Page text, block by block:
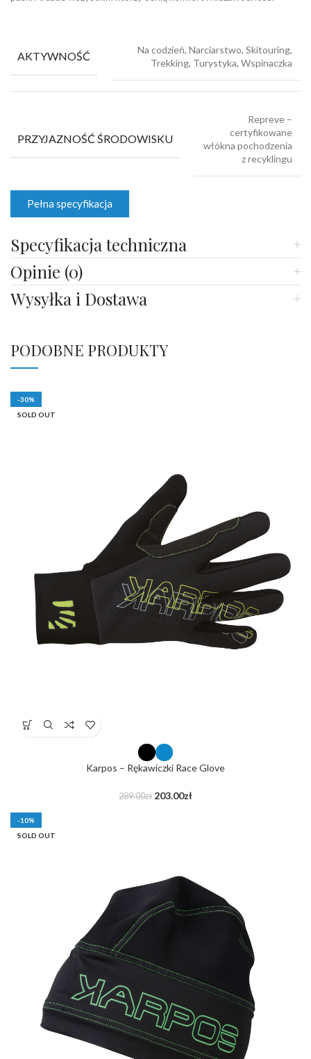
AKTYWNOŚĆ
Na codzień, Narciarstwo, Skitouring,
Trekking, Turystyka, Wspinaczka
PRZYJAZNOŚĆ ŚRODOWISKU
Repreve –
certyfikowane
włókna pochodzenia
z recyklingu
Pełna specyfikacja
Specyfikacja techniczna
Opinie (0)
Wysyłka i Dostawa
PODOBNE PRODUKTY
-30%
SOLD OUT
Karpos – Rękawiczki Race Glove
289.00zł 203.00zł
-10%
SOLD OUT